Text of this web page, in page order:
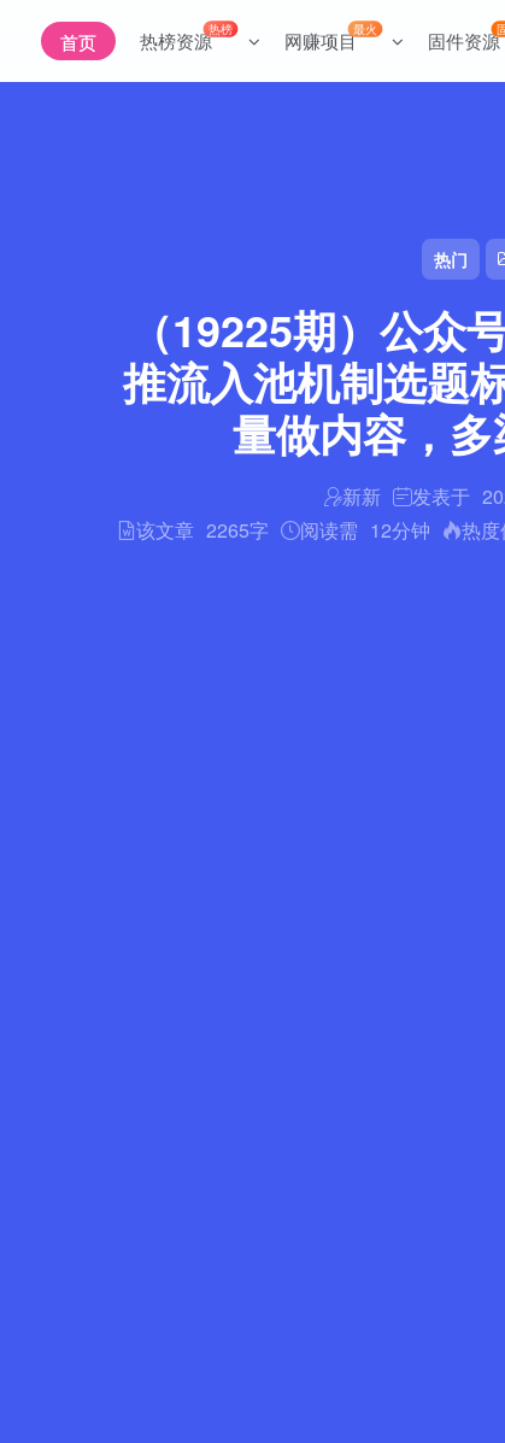
热门
（19225期）公众
推流入池机制选题
量做内容，
新新 发表于
该文章 2265字 阅读需 12分钟 热度
首页 热榜资源热榜 网赚项目最火 固件资源